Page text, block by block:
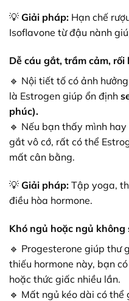
💡 Giải pháp: Hạn chế
Isoflavone từ đậu nành
Dễ cáu gắt, trầm cảm,
🔹 Nội tiết tố có ảnh
là Estrogen giúp ổn định
phúc).
🔹 Nếu bạn thấy mình
gắt vô cớ, rất có thể
mất cân bằng.
💡 Giải pháp: Tập yoga,
điều hòa hormone.
Khó ngủ hoặc ngủ không
🔹 Progesterone giúp thư
thiếu hormone này, bạn
hoặc thức giấc nhiều lần.
🔹 Mất ngủ kéo dài có thể